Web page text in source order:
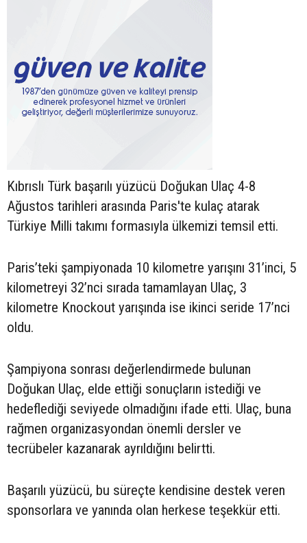
Kıbrıslı Türk başarılı yüzücü Doğukan Ulaç 4-8
Ağustos tarihleri arasında Paris'te kulaç atarak
Türkiye Milli takımı formasıyla ülkemizi temsil etti.
Paris’teki şampiyonada 10 kilometre yarışını 31’inci, 5
kilometreyi 32’nci sırada tamamlayan Ulaç, 3
kilometre Knockout yarışında ise ikinci seride 17’nci
oldu.
Şampiyona sonrası değerlendirmede bulunan
Doğukan Ulaç, elde ettiği sonuçların istediği ve
hedeflediği seviyede olmadığını ifade etti. Ulaç, buna
rağmen organizasyondan önemli dersler ve
tecrübeler kazanarak ayrıldığını belirtti.
Başarılı yüzücü, bu süreçte kendisine destek veren
sponsorlara ve yanında olan herkese teşekkür etti.